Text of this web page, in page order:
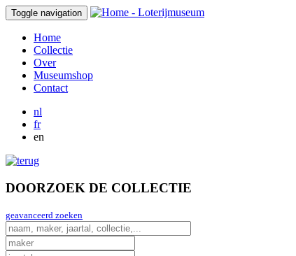
Toggle navigation
Home
Collectie
Over
Museumshop
Contact
nl
fr
en
DOORZOEK DE COLLECTIE
geavanceerd zoeken